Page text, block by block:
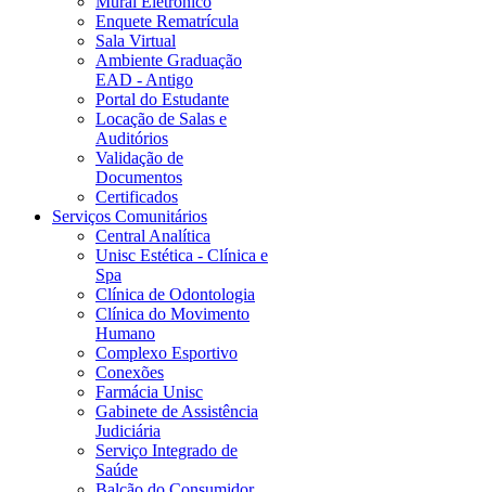
Enquete Rematrícula
Sala Virtual
Ambiente Graduação
EAD - Antigo
Portal do Estudante
Locação de Salas e
Auditórios
Validação de
Documentos
Certificados
Serviços Comunitários
Central Analítica
Unisc Estética - Clínica e
Spa
Clínica de Odontologia
Clínica do Movimento
Humano
Complexo Esportivo
Conexões
Farmácia Unisc
Gabinete de Assistência
Judiciária
Serviço Integrado de
Saúde